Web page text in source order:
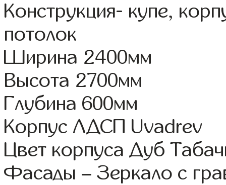
Конструкция- купе,
потолок
Ширина 2400мм
Высота 2700мм
Глубина 600мм
Корпус ЛДСП Uvadrev
Цвет корпуса Дуб
Фасады – Зеркало с